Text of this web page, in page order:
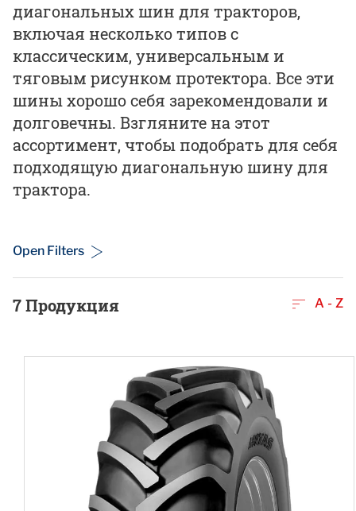
диагональных шин для тракторов,
включая несколько типов с
классическим, универсальным и
тяговым рисунком протектора. Все эти
шины хорошо себя зарекомендовали и
долговечны. Взгляните на этот
ассортимент, чтобы подобрать для себя
подходящую диагональную шину для
трактора.
Open Filters
7Продукция A - Z